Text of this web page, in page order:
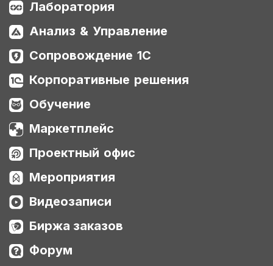
Лаборатория
Анализ & Управление
Сопровождение 1С
Корпоративные решения
Обучение
Маркетплейс
Проектный офис
Мероприятия
Видеозаписи
Биржа заказов
Форум